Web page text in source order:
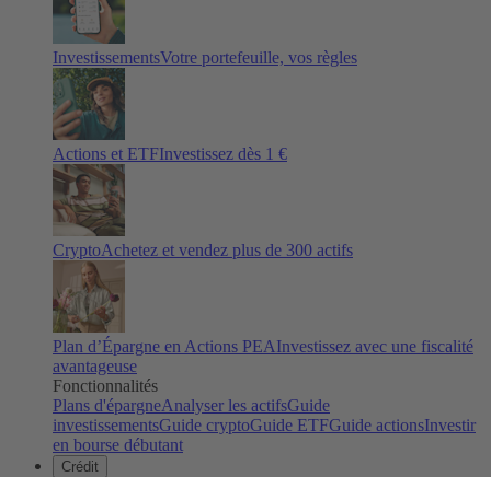
InvestissementsVotre portefeuille, vos règles
Actions et ETFInvestissez dès 1 €
CryptoAchetez et vendez plus de 300 actifs
Plan d’Épargne en Actions PEAInvestissez avec une fiscalité
avantageuse
Fonctionnalités
Plans d'épargneAnalyser les actifsGuide
investissementsGuide cryptoGuide ETFGuide actionsInvestir
en bourse débutant
Crédit